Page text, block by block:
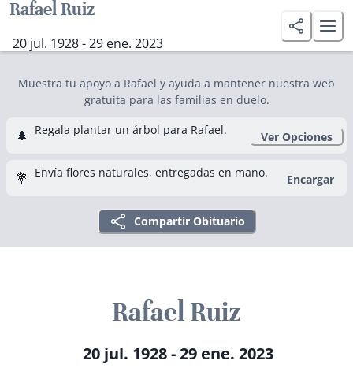
Rafael Ruiz
20 jul. 1928 - 29 ene. 2023
Muestra tu apoyo a Rafael y ayuda a mantener nuestra web
gratuita para las familias en duelo.
🌲 Regala plantar un árbol para Rafael. Ver Opciones
💐 Envía flores naturales, entregadas en mano. Encargar
Compartir Obituario
Rafael Ruiz
20 jul. 1928 - 29 ene. 2023